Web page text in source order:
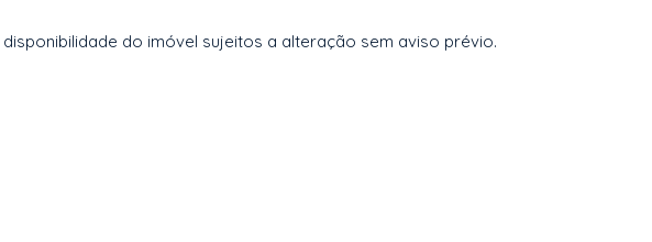
do imóvel sujeitos a alteração sem aviso prévio.